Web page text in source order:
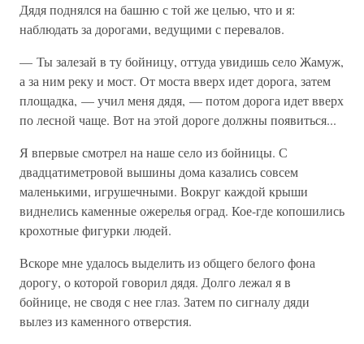
Дядя поднялся на башню с той же целью, что и я:
наблюдать за дорогами, ведущими с перевалов.
— Ты залезай в ту бойницу, оттуда увидишь село Жамуж,
а за ним реку и мост. От моста вверх идет дорога, затем
площадка, — учил меня дядя, — потом дорога идет вверх
по лесной чаще. Вот на этой дороге должны появиться...
Я впервые смотрел на наше село из бойницы. С
двадцатиметровой вышины дома казались совсем
маленькими, игрушечными. Вокруг каждой крыши
виднелись каменные ожерелья оград. Кое-где копошились
крохотные фигурки людей.
Вскоре мне удалось выделить из общего белого фона
дорогу, о которой говорил дядя. Долго лежал я в
бойнице, не сводя с нее глаз. Затем по сигналу дяди
вылез из каменного отверстия.